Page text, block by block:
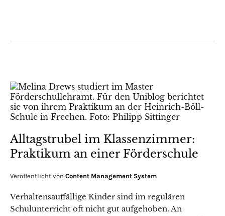
Alltagstrubel im Klassenzimmer:
Praktikum an einer Förderschule
Veröffentlicht von Content Management System
Verhaltensauffällige Kinder sind im regulären
Schulunterricht oft nicht gut aufgehoben. An